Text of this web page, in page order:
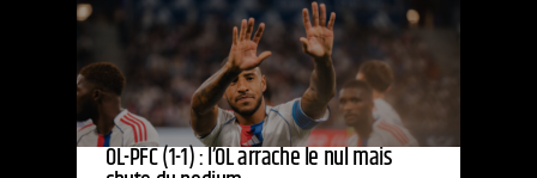
OL-PFC (1-1) : l’OL arrache le nul mais